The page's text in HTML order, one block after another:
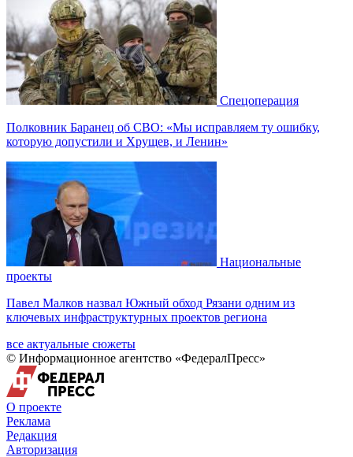
Спецоперация
Полковник Баранец об СВО: «Мы исправляем ту ошибку,
которую допустили и Хрущев, и Ленин»
Национальные
проекты
Павел Малков назвал Южный обход Рязани одним из
ключевых инфраструктурных проектов региона
все актуальные сюжеты
© Информационное агентство «ФедералПресс»
О проекте
Реклама
Редакция
Авторизация